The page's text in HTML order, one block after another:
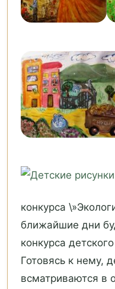
конкурса
ближайшие дни
конкурса
Готовясь к нему,
всматриваются